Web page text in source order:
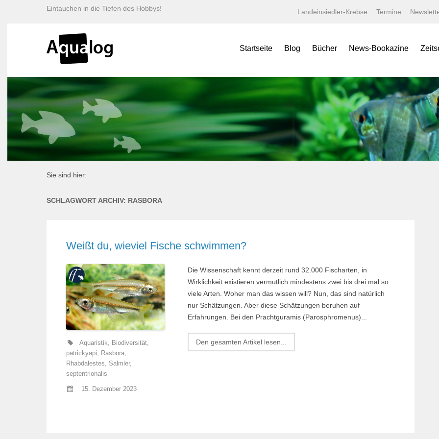
Eintauchen in die Tiefen des Hobbys! Landeinsiedler-Krebse Termine
Startseite Blog Bücher
Lexika
Specials
Minis
Jahrbücher
Terralog
Faltposter
News-Bookazine
Bildergalerien
Wissenschaftliche Texte
Linksammlung
Kaufen bei tierverliebt! Bugs
Datz
Sie sind hier:
SCHLAGWORT ARCHIV: RASBORA
Weißt du, wieviel Fische schwimmen?
Aquaristik, Biodiversität,
patrickyapi, Rasbora,
Rhabdalestes, Salmler,
septentrionalis
15. Dezember 2023
Die Wissenschaft kennt derzeit rund 32.000 Fischarten, in
Wirklichkeit existieren vermutlich mindestens zwei bis drei mal so
viele Arten. Woher man das wissen will? Nun, das sind natürlich
nur Schätzungen. Aber diese Schätzungen beruhen auf
Erfahrungen. Bei den Prachtguramis (Parosphromenus)...
Den gesamten Artikel lesen...